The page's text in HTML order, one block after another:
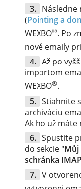
Následne
(Pointing a
WEXBO®. Po
nové emaily
Až po
importom
WEXBO®.
Stiahnite
archiváciu
Ak ho už
Spustite
do sekcie "Můj
schránka IMAP
V